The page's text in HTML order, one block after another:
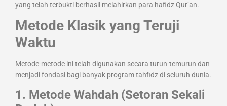
yang telah terbukti berhasil melahirkan para hafidz Qur’an.
Metode Klasik yang Teruji
Waktu
Metode-metode ini telah digunakan secara turun-temurun dan
menjadi fondasi bagi banyak program tahfidz di seluruh dunia.
1. Metode Wahdah (Setoran Sekali